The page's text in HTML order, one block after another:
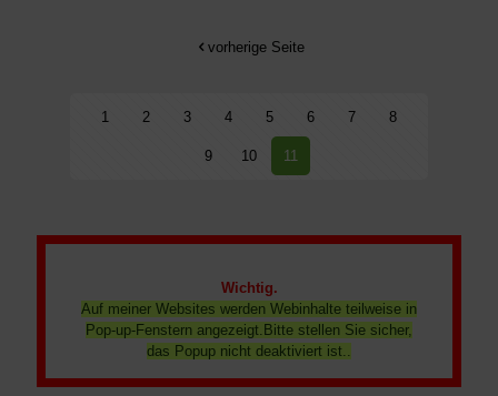
vorherige Seite
1 2 3 4 5 6 7 8
9 10 11
Wichtig.
Auf meiner Websites werden Webinhalte teilweise in
Pop-up-Fenstern angezeigt.Bitte stellen Sie sicher,
das Popup nicht deaktiviert ist..